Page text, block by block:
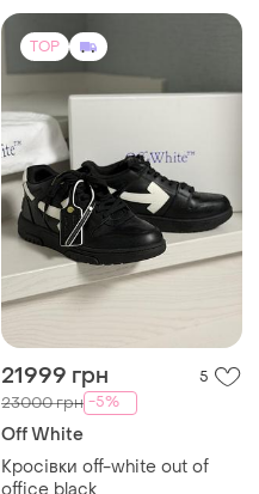
TOP
21999 грн 5
23000 грн -5%
Off White
Кросівки off-white out of